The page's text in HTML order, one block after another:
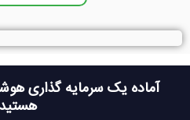
آماده یک سرمایه گذاری